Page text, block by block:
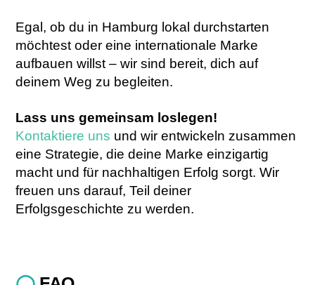
Egal, ob du in Hamburg lokal durchstarten
möchtest oder eine internationale Marke
aufbauen willst – wir sind bereit, dich auf
deinem Weg zu begleiten.
Lass uns gemeinsam loslegen!
Kontaktiere uns und wir entwickeln zusammen
eine Strategie, die deine Marke einzigartig
macht und für nachhaltigen Erfolg sorgt. Wir
freuen uns darauf, Teil deiner
Erfolgsgeschichte zu werden.